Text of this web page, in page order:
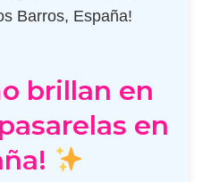
Barros, España!
brillan en
en